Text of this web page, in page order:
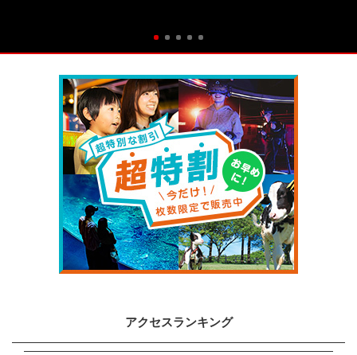
アクセスランキング